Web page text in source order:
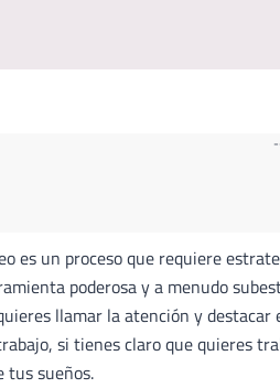
es un proceso que requiere
poderosa y a menudo
llamar la atención y destacar
si tienes claro que quieres
tus sueños.